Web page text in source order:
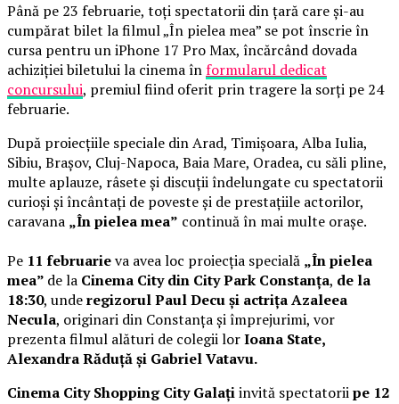
Până pe 23 februarie, toți spectatorii din țară care și-au
cumpărat bilet la filmul „În pielea mea” se pot înscrie în
cursa pentru un iPhone 17 Pro Max, încărcând dovada
achiziției biletului la cinema înformularul dedicat
concursului, premiul fiind oferit prin tragere la sorți pe 24
februarie.
După proiecțiile speciale din Arad, Timișoara, Alba Iulia,
Sibiu, Brașov, Cluj-Napoca, Baia Mare, Oradea, cu săli pline,
multe aplauze, râsete și discuții îndelungate cu spectatorii
curioși și încântați de poveste și de prestațiile actorilor,
caravana „În pielea mea” continuă în mai multe orașe.
Pe 11 februarieva avea loc proiecția specială „În pielea
mea” de la Cinema City din City Park Constanța, de la
18:30, underegizorul Paul Decu și actrița Azaleea
Necula, originari din Constanța și împrejurimi, vor
prezenta filmul alături de colegii lorIoana State,
Alexandra Răduță și Gabriel Vatavu.
Cinema City Shopping City Galațiinvită spectatoriipe 12